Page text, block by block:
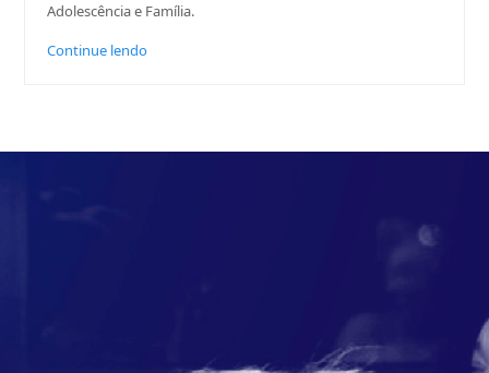
Adolescência e Família.
Continue lendo